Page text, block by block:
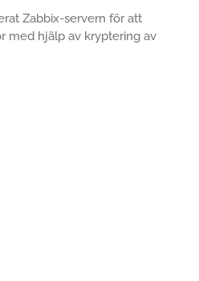
Zabbix-servern för att
med hjälp av kryptering av